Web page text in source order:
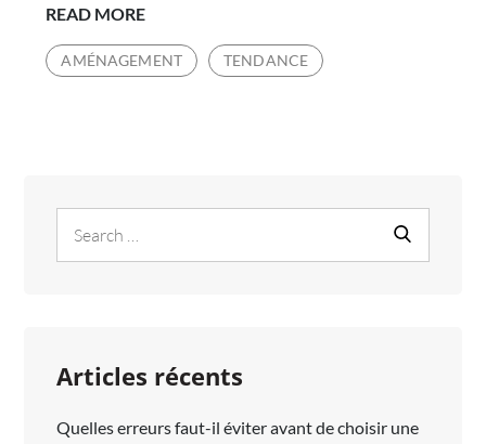
READ MORE7
ÉTAPES
POUR
DES
À
AMÉNAGEMENT TENDANCE
for:
Articles récents
Quelles erreurs faut-il éviter avant de choisir une